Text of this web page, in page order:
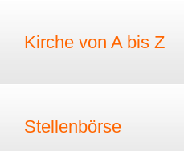
Kirche von A bis Z
Stellenbörse